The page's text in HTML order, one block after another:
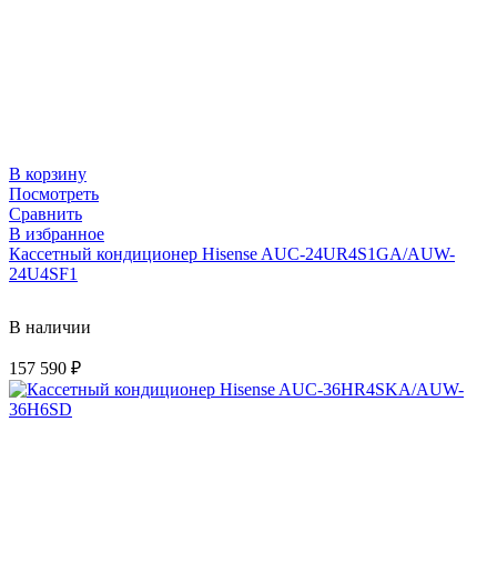
В корзину
Посмотреть
Сравнить
В избранное
Кассетный кондиционер Hisense AUC-24UR4S1GA/AUW-
24U4SF1
В наличии
157 590 ₽